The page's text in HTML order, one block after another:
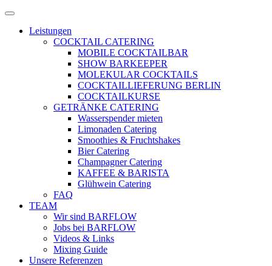
Zum
springen
Menü
öffnenLeistungen
COCKTAIL CATERING
MOBILE COCKTAILBAR
SHOW BARKEEPER
MOLEKULAR COCKTAILS
COCKTAILLIEFERUNG BERLIN
COCKTAILKURSE
GETRÄNKE CATERING
Wasserspender mieten
Limonaden Catering
Smoothies & Fruchtshakes
Bier Catering
Champagner Catering
KAFFEE & BARISTA
Glühwein Catering
FAQ
TEAM
Wir sind BARFLOW
Jobs bei BARFLOW
Videos & Links
Mixing Guide
Unsere Referenzen